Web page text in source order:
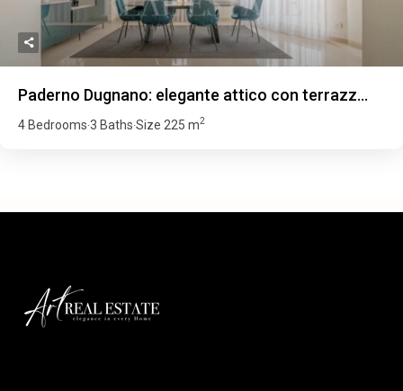
Paderno Dugnano: elegante attico con terrazz...
4 Bedrooms·3 Baths·Size 225 m2